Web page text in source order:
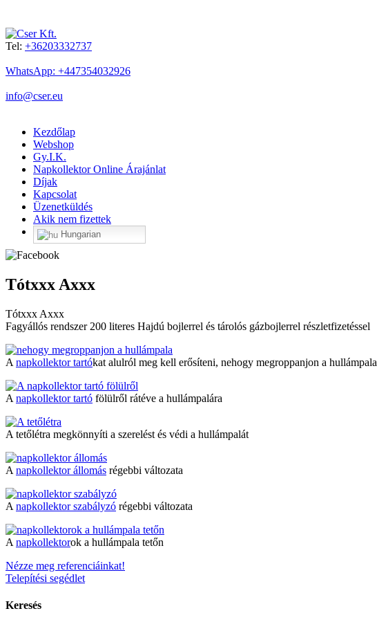
Tel: +36203332737
WhatsApp: +447354032926
info@cser.eu
Kezdőlap
Webshop
Gy.I.K.
Napkollektor Online Árajánlat
Díjak
Kapcsolat
Üzenetküldés
Akik nem fizettek
Hungarian
Tótxxx Axxx
Tótxxx Axxx
Fagyállós rendszer 200 literes Hajdú bojlerrel és tárolós gázbojlerrel részletfizetéssel
A napkollektor tartókat alulról meg kell erősíteni, nehogy megroppanjon a hullámpala
A napkollektor tartó fölülről rátéve a hullámpalára
A tetőlétra megkönnyíti a szerelést és védi a hullámpalát
A napkollektor állomás régebbi változata
A napkollektor szabályzó régebbi változata
A napkollektorok a hullámpala tetőn
Nézze meg referenciáinkat!
Telepítési segédlet
Keresés